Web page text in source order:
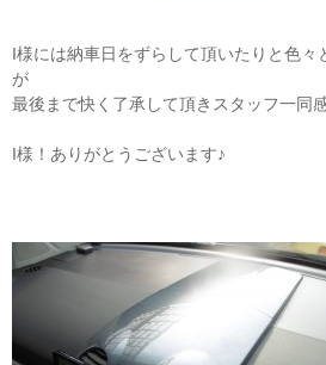
I様には納車日をずらして頂いたりと色々
が
最後まで快く了承して頂きスタッフ一同
I様！ありがとうございます♪